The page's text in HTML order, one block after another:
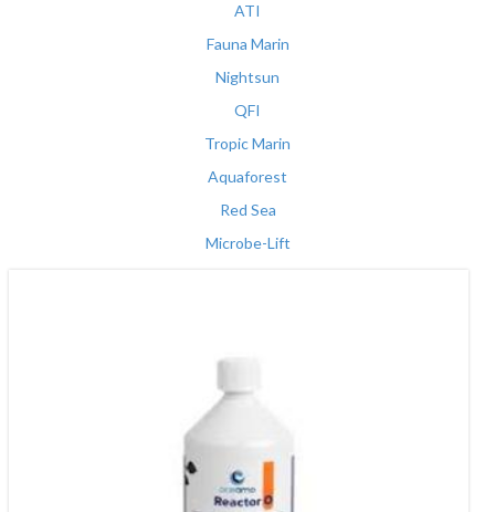
ATI
Fauna Marin
Nightsun
QFI
Tropic Marin
Aquaforest
Red Sea
Microbe-Lift